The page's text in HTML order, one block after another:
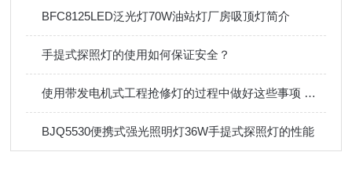
BFC8125LED泛光灯70W油站灯厂房吸顶灯简介
手提式探照灯的使用如何保证安全？
使用带发电机式工程抢修灯的过程中做好这些事项 好处多多
BJQ5530便携式强光照明灯36W手提式探照灯的性能